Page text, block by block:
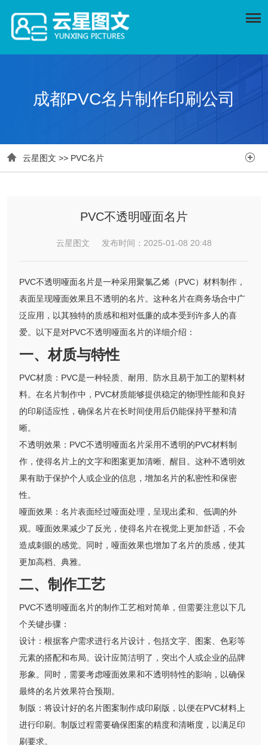
成都PVC名片制作印刷公司
 云星图文 >> PVC名片 
PVC不透明哑面名片
云星图文 发布时间：2025-01-08 20:48
PVC不透明哑面名片是一种采用聚氯乙烯（PVC）材料制作，
表面呈现哑面效果且不透明的名片。这种名片在商务场合中广
泛应用，以其独特的质感和相对低廉的成本受到许多人的喜
爱。以下是对PVC不透明哑面名片的详细介绍：
一、材质与特性
PVC材质：PVC是一种轻质、耐用、防水且易于加工的塑料材
料。在名片制作中，PVC材质能够提供稳定的物理性能和良好
的印刷适应性，确保名片在长时间使用后仍能保持平整和清
晰。
不透明效果：PVC不透明哑面名片采用不透明的PVC材料制
作，使得名片上的文字和图案更加清晰、醒目。这种不透明效
果有助于保护个人或企业的信息，增加名片的私密性和保密
性。
哑面效果：名片表面经过哑面处理，呈现出柔和、低调的外
观。哑面效果减少了反光，使得名片在视觉上更加舒适，不会
造成刺眼的感觉。同时，哑面效果也增加了名片的质感，使其
更加高档、典雅。
二、制作工艺
PVC不透明哑面名片的制作工艺相对简单，但需要注意以下几
个关键步骤：
设计：根据客户需求进行名片设计，包括文字、图案、色彩等
元素的搭配和布局。设计应简洁明了，突出个人或企业的品牌
形象。同时，需要考虑哑面效果和不透明特性的影响，以确保
最终的名片效果符合预期。
制版：将设计好的名片图案制作成印刷版，以便在PVC材料上
进行印刷。制版过程需要确保图案的精度和清晰度，以满足印
刷要求。